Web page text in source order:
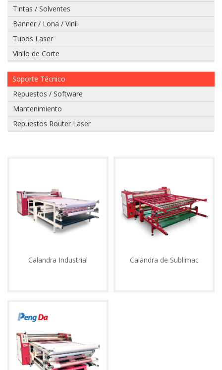
Si
tiene
un
video
del
problema
que
tiene
envielo
a
nuestro
whatsapp:
975
628
609
Tintas / Solventes
Banner / Lona / Vinil
Tubos Laser
Vinilo de Corte
Soporte Técnico
Repuestos / Software
Mantenimiento
Repuestos Router Laser
Calandra Industrial Calandra de Sublimac